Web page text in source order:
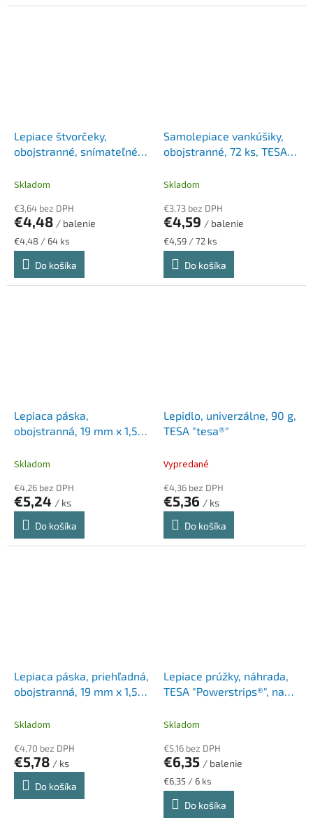
Lepiace štvorčeky,
obojstranné, snímateľné,
"Removable"
Skladom
€3,64 bez DPH
€4,48 / balenie
Jednotková
cena:
€4,48 / 64 ks
Do košíka
Samolepiace vankúšiky,
obojstranné, 72 ks, TESA
Skladom
€3,73 bez DPH
€4,59 / balenie
Jednotková
cena:
€4,59 / 72 ks
Do košíka
Lepiaca páska,
obojstranná, 19 mm x 1,5
Skladom
€4,26 bez DPH
€5,24 / ks
Do košíka
Lepidlo, univerzálne, 90 g,
TESA "tesa®"
Vypredané
€4,36 bez DPH
€5,36 / ks
Do košíka
Lepiaca páska, priehľadná,
obojstranná, 19 mm x 1,5
"Transparent"
Skladom
€4,70 bez DPH
€5,78 / ks
Do košíka
Lepiace prúžky, náhrada,
TESA "Powerstrips®", na
Skladom
€5,16 bez DPH
€6,35 / balenie
Jednotková
cena:
€6,35 / 6 ks
Do košíka